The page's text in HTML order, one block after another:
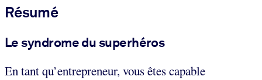
Résumé
Le syndrome du superhéros
En tant qu’entrepreneur, vous êtes capable